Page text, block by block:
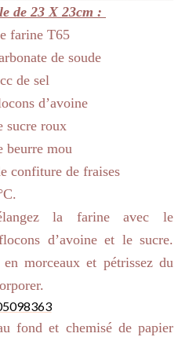
de 23 X 23cm :
farine T65
de soude
de sel
d’avoine
sucre roux
beurre mou
confiture de fraises
la farine avec le
d’avoine et le sucre.
morceaux et pétrissez du
fond et chemisé de papier